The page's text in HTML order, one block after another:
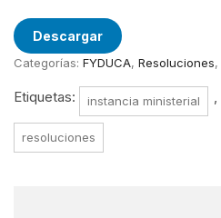
Descargar
Categorías: FYDUCA, Resoluciones,
Etiquetas: instancia ministerial ,
resoluciones